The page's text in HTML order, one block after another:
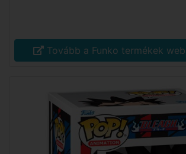
Tovább a Funko termékek